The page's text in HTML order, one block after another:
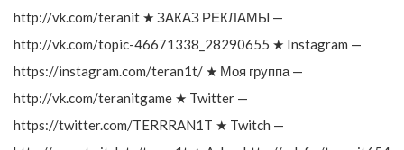
http://vk.com/teranit ★ ЗАКАЗ РЕКЛАМЫ —
http://vk.com/topic-46671338_28290655 ★ Instagram —
https://instagram.com/teran1t/ ★ Моя группа —
http://vk.com/teranitgame ★ Twitter —
https://twitter.com/TERRRAN1T ★ Twitch —